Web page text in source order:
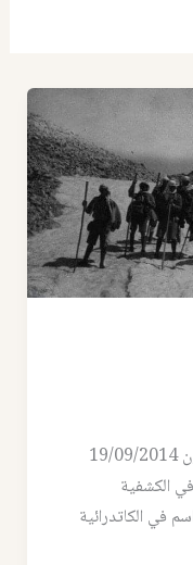
مذكراتي مع الكشفية… د.جوزيف زيتون 19/09/2014
الكشفية
في الكاتدرائية